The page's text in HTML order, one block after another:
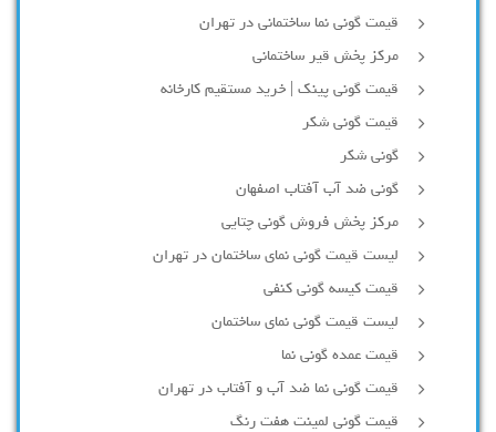
قیمت گونی نما ساختمانی در تهران
مرکز پخش قیر ساختمانی
قیمت گونی پینک | خرید مستقیم کارخانه
قیمت گونی شکر
گونی شکر
گونی ضد آب آفتاب اصفهان
مرکز پخش فروش گونی چتایی
لیست قیمت گونی نمای ساختمان در تهران
قیمت کیسه گونی کنفی
لیست قیمت گونی نمای ساختمان
قیمت عمده گونی نما
قیمت گونی نما ضد آب و آفتاب در تهران
قیمت گونی لمینت هفت رنگ